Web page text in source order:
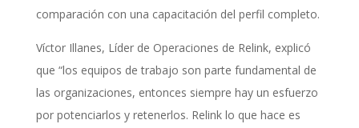
comparación con una capacitación del perfil completo.
Víctor Illanes, Líder de Operaciones de Relink, explicó
que “los equipos de trabajo son parte fundamental de
las organizaciones, entonces siempre hay un esfuerzo
por potenciarlos y retenerlos. Relink lo que hace es